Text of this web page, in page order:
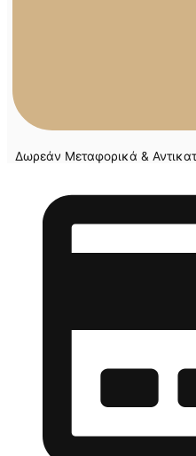
Δωρεάν Μεταφορικά &